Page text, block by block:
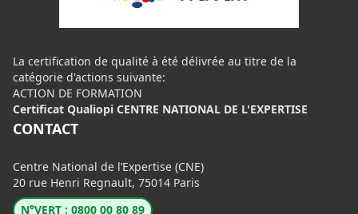
La certification de qualité à été délivrée au titre de la
catégorie d'actions suivante:
ACTION DE FORMATION
Certificat Qualiopi CENTRE NATIONAL DE L'EXPERTISE
CONTACT
Centre National de l’Expertise (CNE)
20 rue Henri Regnault, 75014 Paris
N°VERT : 0800 00 80 89